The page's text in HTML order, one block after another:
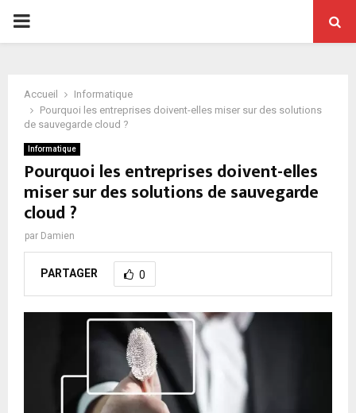
PRIMARY
Accueil
Informatique
Pourquoi les entreprises doivent-elles miser sur des solutions
de sauvegarde cloud ?
Informatique
Pourquoi les entreprises doivent-elles
miser sur des solutions de sauvegarde
cloud ?
par Damien
PARTAGER 0